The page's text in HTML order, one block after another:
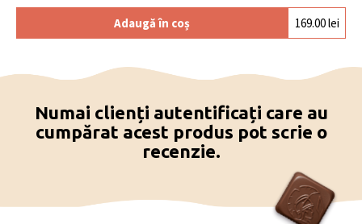
Adaugă în coș 169.00lei
Numai clienți autentificați care au
cumpărat acest produs pot scrie o
recenzie.